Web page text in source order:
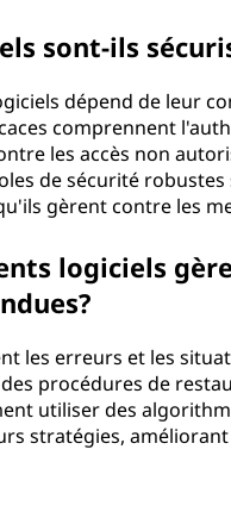
sont-ils
dépend de leur
comprennent
les accès non
de sécurité
gèrent contre les
logiciels
les erreurs et les
procédures de
utiliser des
stratégies,